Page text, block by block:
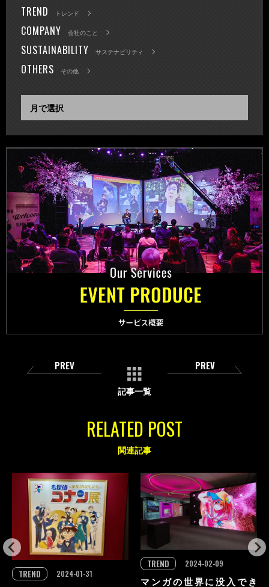
TREND トレンド
COMPANY 会社のこと
SUSTAINABILITY サステナビリティ
OTHERS その他
PREV
記事一覧
PREV
RELATED POST
関連記事
TREND
2024-01-31
マンガの世界に没入でき
TREND 2024-02-09